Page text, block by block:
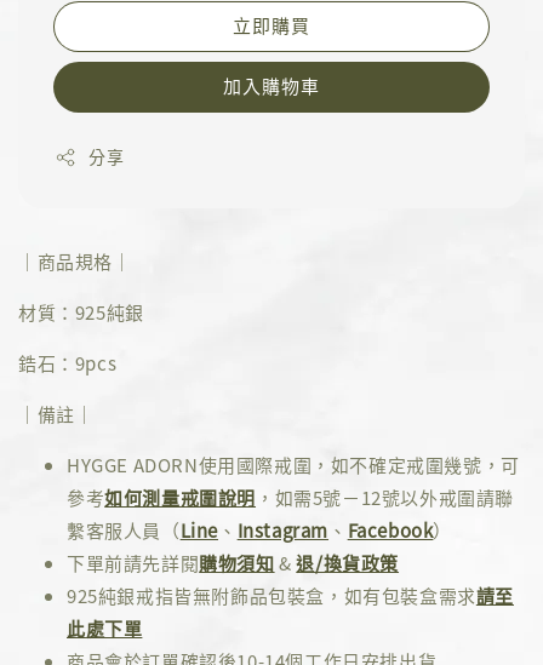
立即購買
加入購物車
分享
｜商品規格｜
材質：925純銀
鋯石：9pcs
｜備註｜
HYGGE ADORN使用國際戒圍，如不確定戒圍幾號，可
參考如何測量戒圍說明 ，如需5號－12號以外戒圍請聯
繫客服人員（Line 、 Instagram 、 Facebook）
下單前請先詳閱購物須知&退/換貨政策
925純銀戒指皆無附飾品包裝盒，如有包裝盒需求請至
此處下單